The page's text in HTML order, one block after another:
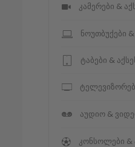
კამერები &
ნოუთბუქები &
ტაბები &
აუდიო &
კონსოლები &